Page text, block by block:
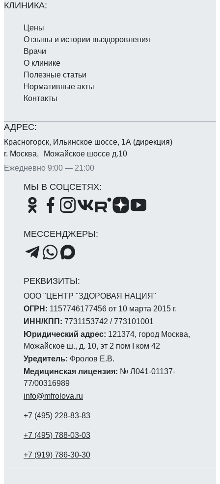
ООО "ЦЕНТР "ЗДОРОВАЯ НАЦИЯ"
ОГРН: 1157746177456 от 10 марта 2015 г.
ИНН/КПП: 7731153742 / 773101001
Юридический адрес: 121374, город Москва,
Можайское ш., д. 10, эт 2 пом I ком 42
Уредитель: Фролов Е.В.
Медицинская лицензия: № Л041-01137-
77/00316989
info@mfrolova.ru
Красногорск, Ильинское шоссе, 1А (дирекция)
г. Москва, Можайское шоссе д.10
Ежедневно 9:00 — 21:00
Цены
Отзывы и истории выздоровления
Врачи
О клинике
Полезные статьи
Нормативные акты
Контакты